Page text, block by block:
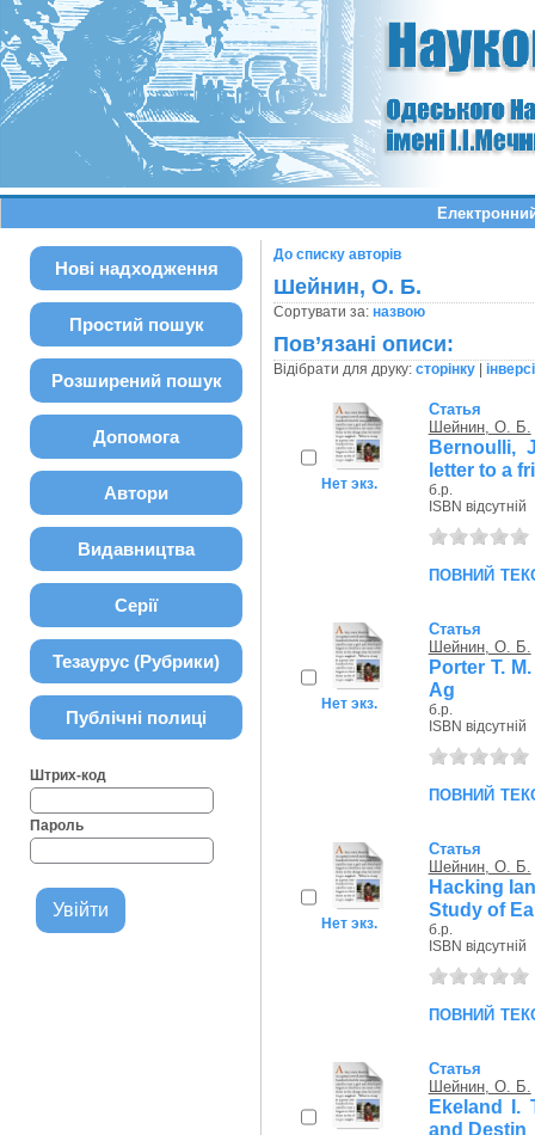
Нові надходження
Простий пошук
Розширений пошук
Допомога
Автори
Видавництва
Серії
Тезаурус (Рубрики)
Публічні полиці
Штрих-код
Пароль
До списку авторів
Шейнин, О. Б.
Сортувати за: назвою
Пов’язані описи:
Відібрати для друку: сторінку|
Нет экз.
Статья
Шейнин, О. Б.
Bernoulli,
letter to a
б.р.
ISBN відсутній
повний
Нет экз.
Статья
Шейнин, О. Б.
Porter T.
Ag
б.р.
ISBN відсутній
повний
Нет экз.
Статья
Шейнин, О. Б.
Hacking
Study of
б.р.
ISBN відсутній
повний
Статья
Шейнин, О. Б.
Ekeland I.
and Destin